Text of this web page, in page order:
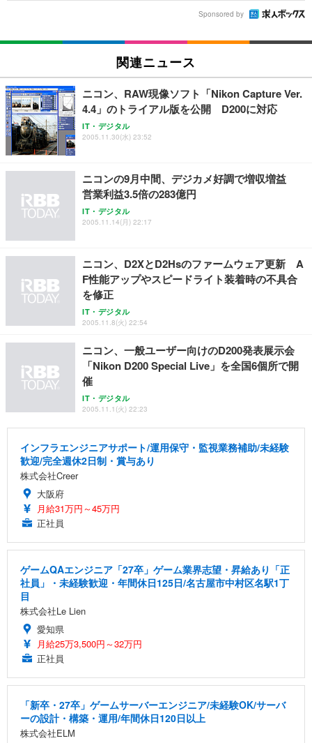
Sponsored by
関連ニュース
ニコン、RAW現像ソフト「Nikon Capture Ver.
4.4」のトライアル版を公開 D200に対応
IT・デジタル
2005.11.30(水) 23:52
ニコンの9月中間、デジカメ好調で増収増益
営業利益3.5倍の283億円
IT・デジタル
2005.11.14(月) 22:17
ニコン、D2XとD2Hsのファームウェア更新 A
F性能アップやスピードライト装着時の不具合
を修正
IT・デジタル
2005.11.8(火) 22:54
ニコン、一般ユーザー向けのD200発表展示会
「Nikon D200 Special Live」を全国6個所で開
催
IT・デジタル
2005.11.1(火) 22:23
インフラエンジニアサポート/運用保守・監視業務補助/未経験
歓迎/完全週休2日制・賞与あり
株式会社Creer
大阪府
月給31万円～45万円
正社員
ゲームQAエンジニア「27卒」ゲーム業界志望・昇給あり「正
社員」・未経験歓迎・年間休日125日/名古屋市中村区名駅1丁
目
株式会社Le Lien
愛知県
月給25万3,500円～32万円
正社員
「新卒・27卒」ゲームサーバーエンジニア/未経験OK/サーバ
ーの設計・構築・運用/年間休日120日以上
株式会社ELM